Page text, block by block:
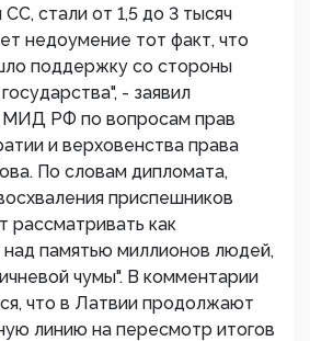
стали от 1,5 до 3 тысяч
недоумение тот факт, что
поддержку со стороны
- заявил
МИД РФ по вопросам прав
и верховенства права
По словам дипломата,
приспешников
рассматривать как
над памятью миллионов людей,
чумы". В комментарии
что в Латвии продолжают
линию на пересмотр итогов